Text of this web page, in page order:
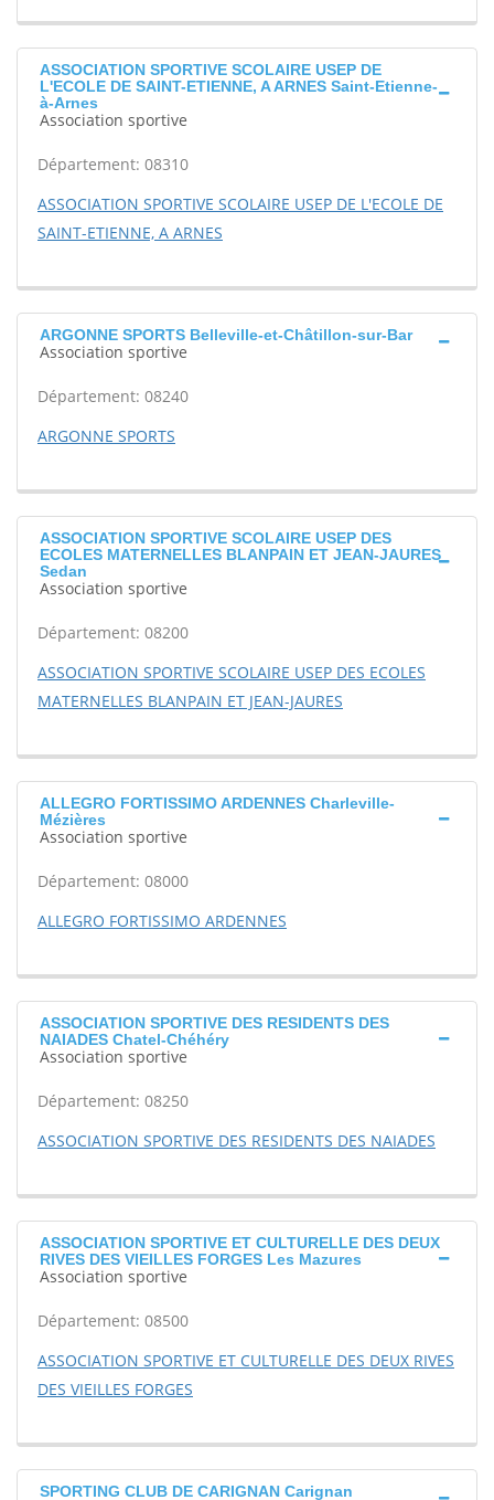
ASSOCIATION SPORTIVE SCOLAIRE USEP DE
L'ECOLE DE SAINT-ETIENNE, A ARNES Saint-Etienne-
à-Arnes
Association sportive
Département: 08310
ASSOCIATION SPORTIVE SCOLAIRE USEP DE L'ECOLE DE
SAINT-ETIENNE, A ARNES
ARGONNE SPORTS Belleville-et-Châtillon-sur-Bar
Association sportive
Département: 08240
ARGONNE SPORTS
ASSOCIATION SPORTIVE SCOLAIRE USEP DES
ECOLES MATERNELLES BLANPAIN ET JEAN-JAURES
Sedan
Association sportive
Département: 08200
ASSOCIATION SPORTIVE SCOLAIRE USEP DES ECOLES
MATERNELLES BLANPAIN ET JEAN-JAURES
ALLEGRO FORTISSIMO ARDENNES Charleville-
Mézières
Association sportive
Département: 08000
ALLEGRO FORTISSIMO ARDENNES
ASSOCIATION SPORTIVE DES RESIDENTS DES
NAIADES Chatel-Chéhéry
Association sportive
Département: 08250
ASSOCIATION SPORTIVE DES RESIDENTS DES NAIADES
ASSOCIATION SPORTIVE ET CULTURELLE DES DEUX
RIVES DES VIEILLES FORGES Les Mazures
Association sportive
Département: 08500
ASSOCIATION SPORTIVE ET CULTURELLE DES DEUX RIVES
DES VIEILLES FORGES
SPORTING CLUB DE CARIGNAN Carignan